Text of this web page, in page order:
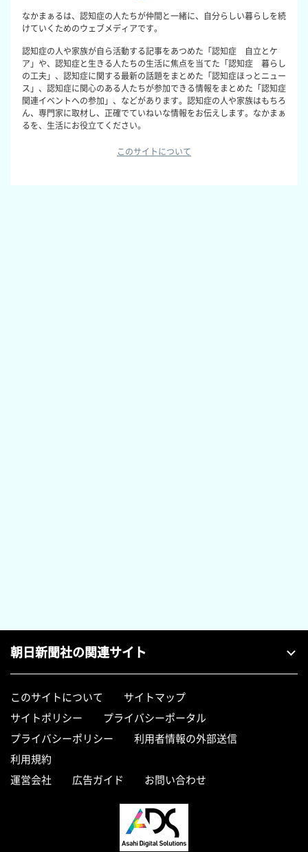
なかまぁるは、認知症の人たちが仲間と一緒に、自分らしい暮らしを続
けていくためのウェブメディアです。
認知症の人や家族が自ら活動する記事をあつめた「認知症 自立とケ
ア」や、認知症と生きる人たちの生活に焦点を当てた「認知症 暮らし
の工夫」、認知症に関する最新の話題をまとめた「認知症ほっとニュー
ス」、認知症に関心のある人たちが参加できる情報をまとめた「認知症
関連イベントへの参加」、などがあります。認知症の人や家族はもちろ
ん、専門家に取材し、正確でていねいな情報をお伝えします。なかまぁ
るを、生活にお役立てください。
このサイトについて
朝日新聞社の関連サイト
このサイトについて
サイトマップ
サイトポリシー
プライバシーポータル
プライバシーポリシー
利用者情報の外部送信
利用規約
運営会社
広告ガイド お問い合わせ